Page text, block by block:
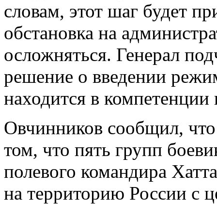
словам, этот шаг будет
обстановка на
осложняться. Генерал
решение о введении
находится в компетенции
Овчинников сообщил,
том, что пять групп
полевого командира
на территорию России с